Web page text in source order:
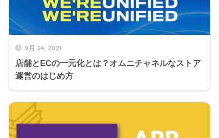
9月 24, 2021
店舗とECの一元化とは？オムニチャネルなストア
運営のはじめ方